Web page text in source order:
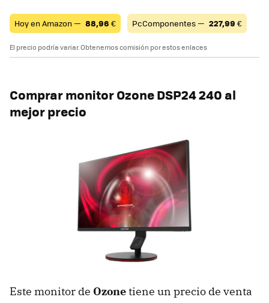
Hoy en Amazon — 88,96 € PcComponentes — 227,99 €
El precio podría variar. Obtenemos comisión por estos enlaces
Comprar monitorOzone DSP24 240 al
mejor precio
Este monitor de Ozonetiene un precio de venta